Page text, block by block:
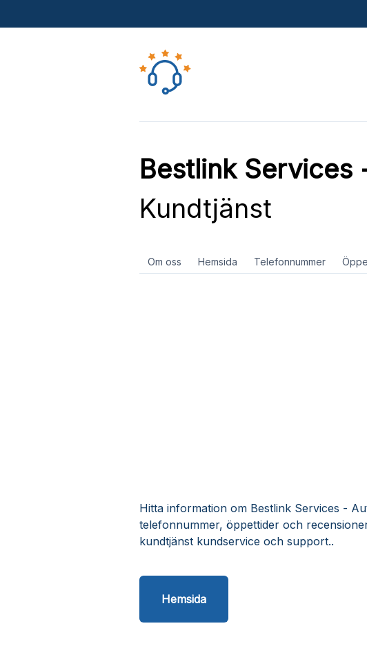
Bestlink Services
Kundtjänst
Om oss Hemsida Telefonnummer
Hitta information om Bestlink Services -
telefonnummer, öppettider och
kundtjänst kundservice och support..
Hemsida